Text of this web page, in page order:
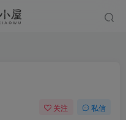
关注 私信